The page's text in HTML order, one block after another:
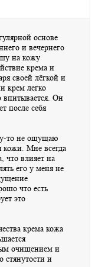
основе
и вечернего
на кожу
крема и
своей лёгкой и
крем легко
впитывается. Он
после себя
то не ощущаю
кожи. Мне всегда
что влияет на
его у меня не
что есть
это
крема кожа
очищением и
стянутости и